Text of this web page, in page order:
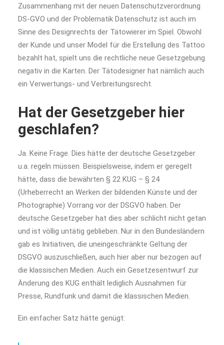
Zusammenhang mit der neuen Datenschutzverordnung
DS-GVO und der Problematik Datenschutz ist auch im
Sinne des Designrechts der Tätowierer im Spiel. Obwohl
der Kunde und unser Model für die Erstellung des Tattoo
bezahlt hat, spielt uns die rechtliche neue Gesetzgebung
negativ in die Karten. Der Tätodesigner hat nämlich auch
ein Verwertungs- und Verbreitungsrecht.
Hat der Gesetzgeber hier
geschlafen?
Ja. Keine Frage. Dies hätte der deutsche Gesetzgeber
u.a. regeln müssen. Beispielsweise, indem er geregelt
hätte, dass die bewährten § 22 KUG – § 24
(Urheberrecht an Werken der bildenden Künste und der
Photographie) Vorrang vor der DSGVO haben. Der
deutsche Gesetzgeber hat dies aber schlicht nicht getan
und ist völlig untätig geblieben. Nur in den Bundesländern
gab es Initiativen, die uneingeschränkte Geltung der
DSGVO auszuschließen, auch hier aber nur bezogen auf
die klassischen Medien. Auch ein Gesetzesentwurf zur
Änderung des KUG enthält lediglich Ausnahmen für
Presse, Rundfunk und damit die klassischen Medien.
Ein einfacher Satz hätte genügt: